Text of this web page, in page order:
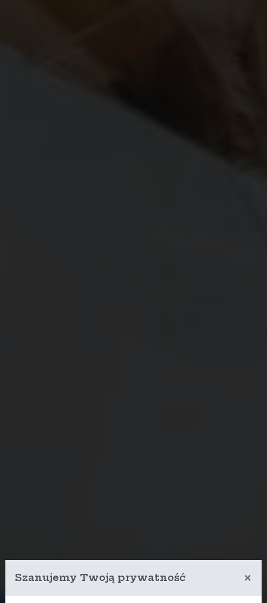
Szanujemy Twoją prywatność ×